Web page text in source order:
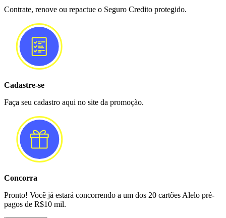
Contrate, renove ou repactue o Seguro Credito protegido.
Cadastre-se
Faça seu cadastro aqui no site da promoção.
Concorra
Pronto! Você já estará concorrendo a um dos 20 cartões Alelo pré-
pagos de R$10 mil.